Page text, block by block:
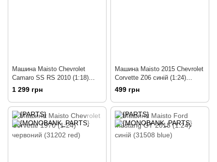
Машина Maisto Chevrolet
Camaro SS RS 2010 (1:18)
белый (31161 white)
1 299 грн
Машина Maisto 2015 Chevrolet
Corvette Z06 синій (1:24)
(31133 blue)
499 грн